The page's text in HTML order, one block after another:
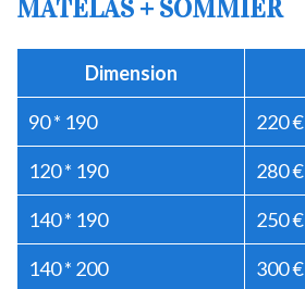
MATELAS + SOMMIER
Dimension
90 * 190 220 €
120 * 190 280 €
140 * 190 250 €
140 * 200 300 €